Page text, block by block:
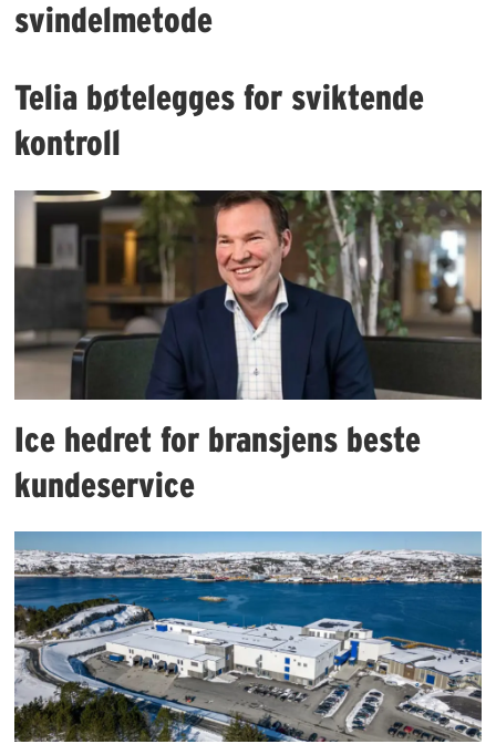
svindelmetode
Telia bøtelegges for sviktende
kontroll
Ice hedret for bransjens beste
kundeservice